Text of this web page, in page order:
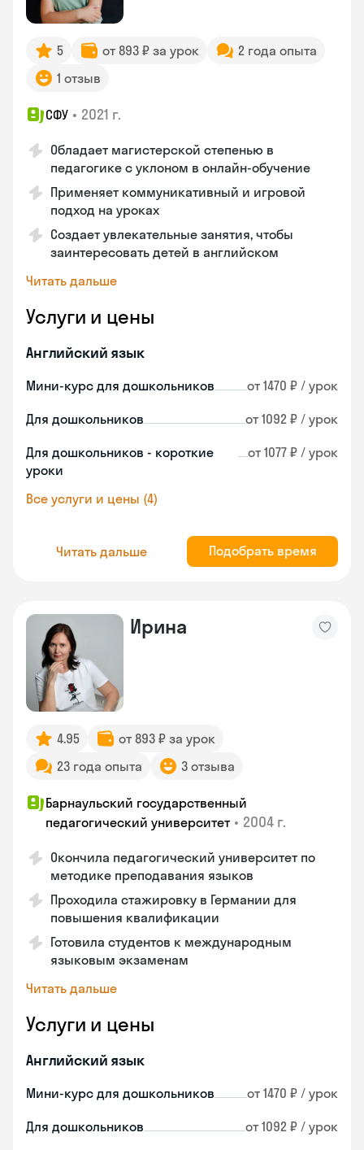
5 от 893 ₽ за урок
2 года опыта
1 отзыв
СФУ • 2021 г.
Обладает магистерской степенью в
педагогике с уклоном в онлайн-обучение
Применяет коммуникативный и игровой
подход на уроках
Создает увлекательные занятия, чтобы
заинтересовать детей в английском
Читать дальше
Услуги и цены
Английский язык
Мини-курс для дошкольников от 1470 ₽ / урок
Для дошкольников от 1092 ₽ / урок
Для дошкольников - короткие
уроки
от 1077 ₽ / урок
Все услуги и цены (4)
Читать дальше Подобрать время
Ирина
4.95
от 893 ₽ за урок
23 года опыта
3 отзыва
Барнаульский государственный
педагогический университет • 2004 г.
Окончила педагогический университет по
методике преподавания языков
Проходила стажировку в Германии для
повышения квалификации
Готовила студентов к международным
языковым экзаменам
Читать дальше
Услуги и цены
Английский язык
Мини-курс для дошкольников от 1470 ₽ / урок
Для дошкольников от 1092 ₽ / урок